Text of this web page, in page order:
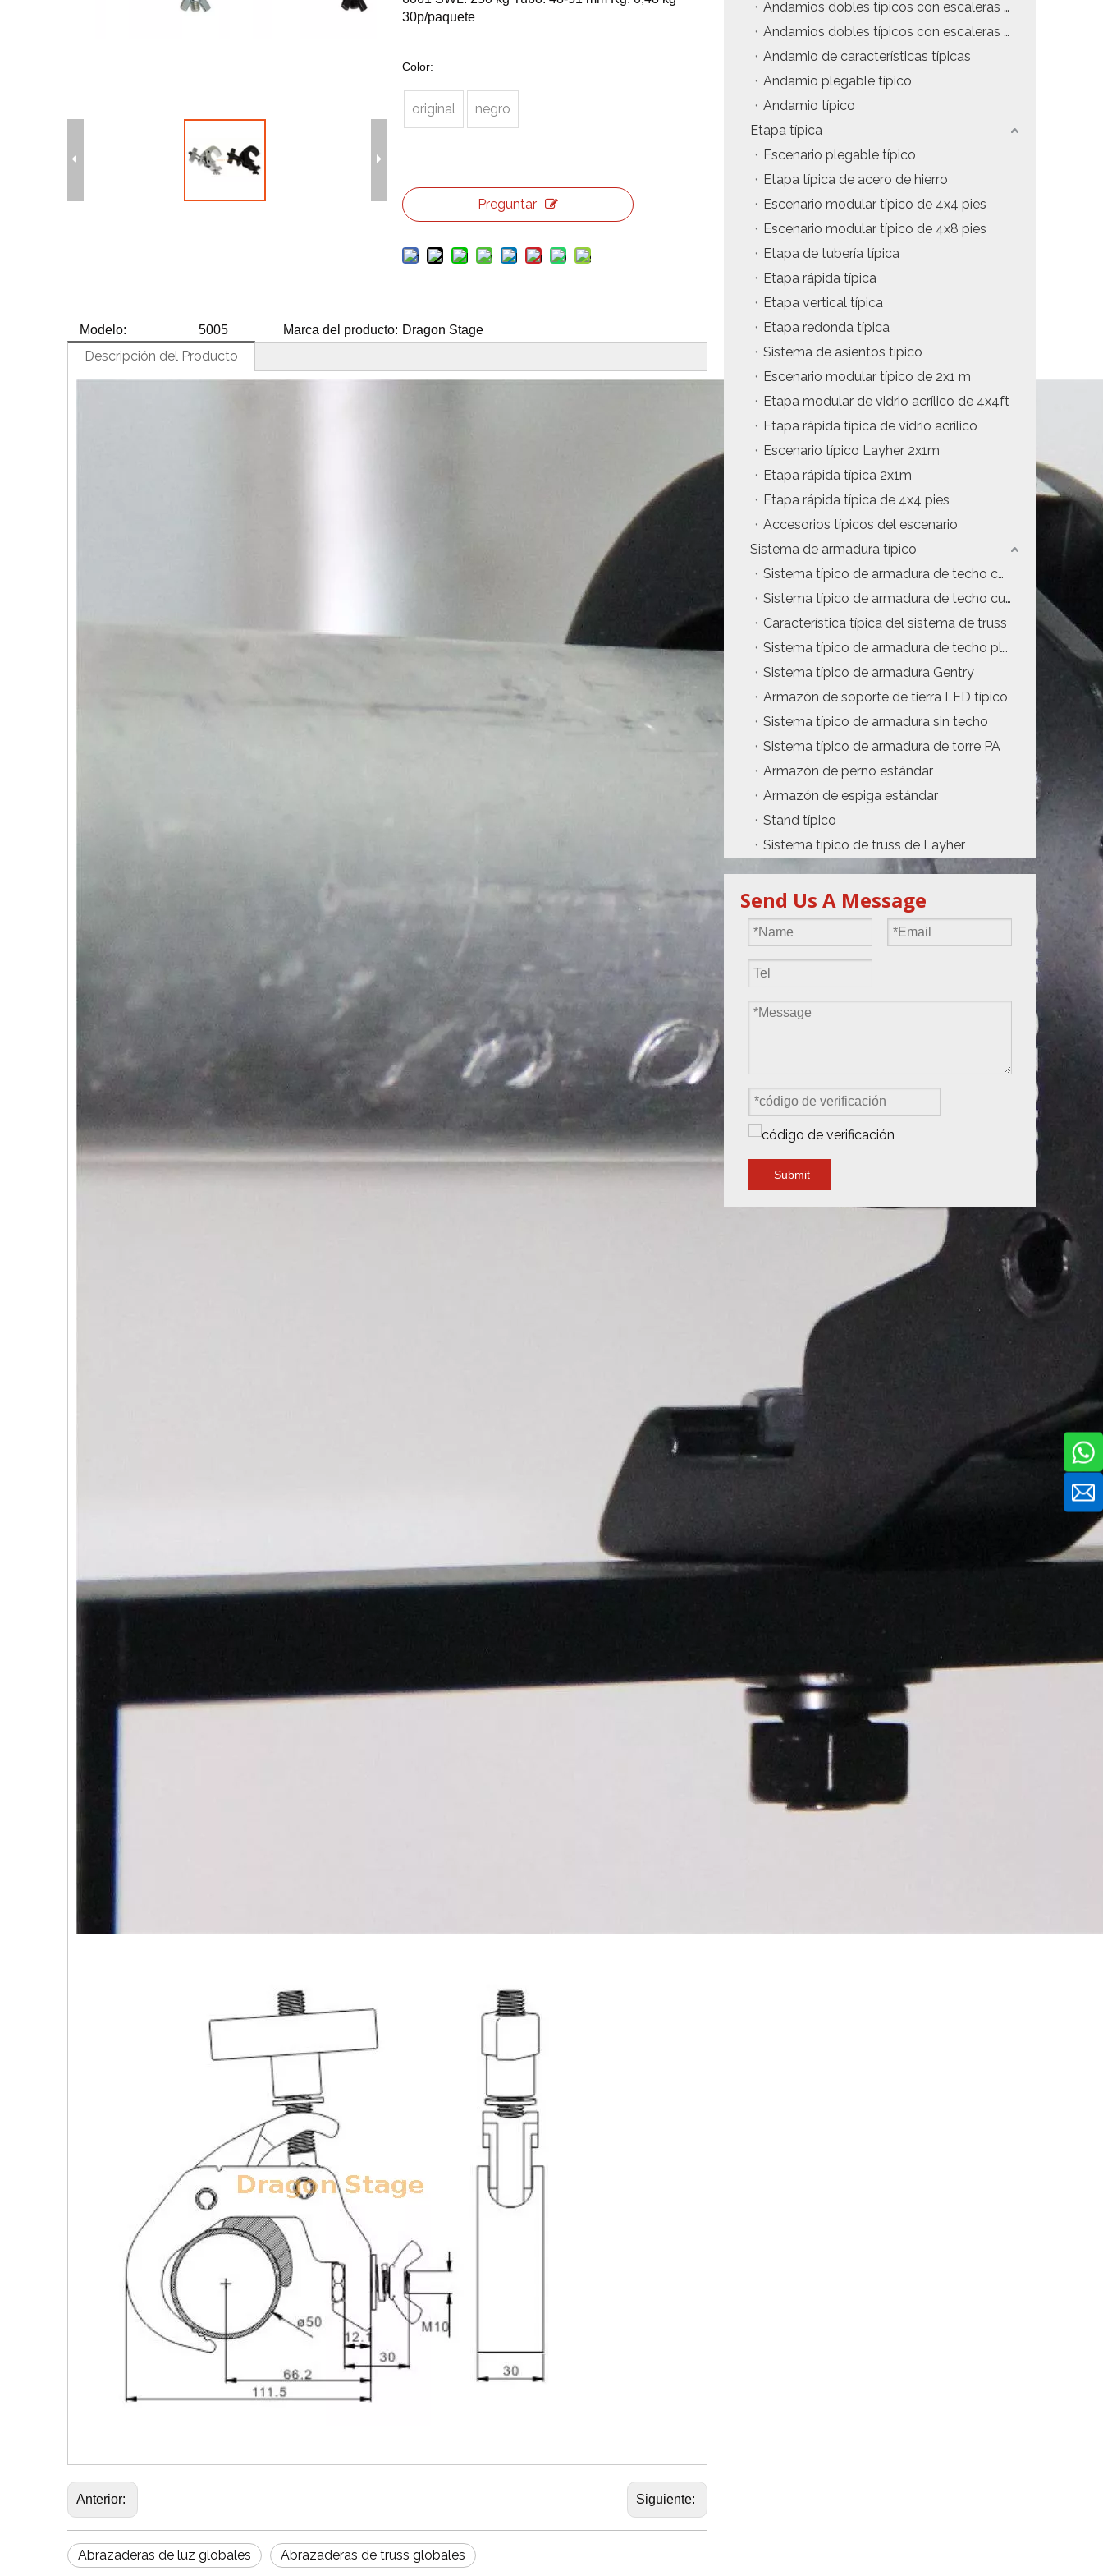
Herramientas y accesorios de escenario Precio del estuche de vuelo
Precio de la maquinaria de escenario
Precio de la carpa para eventos
Precio del andamio de aluminio
producto tipico
30p/paquete
Color:
original negro
Preguntar
Modelo: 5005 Marca del producto: Dragon Stage
Descripción del Producto
Anterior: Siguiente:
Abrazaderas de luz globales Abrazaderas de truss globales
Andamios dobles típicos con escaleras colgantes
Andamios dobles típicos con escaleras de inclinación
Andamio de características típicas
Andamio plegable típico
Andamio típico
Etapa típica
Escenario plegable típico
Etapa típica de acero de hierro
Escenario modular típico de 4x4 pies
Escenario modular típico de 4x8 pies
Etapa de tubería típica
Etapa rápida típica
Etapa vertical típica
Etapa redonda típica
Sistema de asientos típico
Escenario modular típico de 2x1 m
Etapa modular de vidrio acrílico de 4x4ft
Etapa rápida típica de vidrio acrílico
Escenario típico Layher 2x1m
Etapa rápida típica 2x1m
Etapa rápida típica de 4x4 pies
Accesorios típicos del escenario
Sistema de armadura típico
Sistema típico de armadura de techo con estructura en A
Sistema típico de armadura de techo curvo
Característica típica del sistema de truss
Sistema típico de armadura de techo plano
Sistema típico de armadura Gentry
Armazón de soporte de tierra LED típico
Sistema típico de armadura sin techo
Sistema típico de armadura de torre PA
Armazón de perno estándar
Armazón de espiga estándar
Stand típico
Sistema típico de truss de Layher
Send Us A Message
Submit